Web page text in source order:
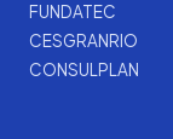
FUNDATEC
CESGRANRIO
CONSULPLAN